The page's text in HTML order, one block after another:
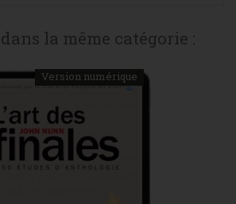
la même catégorie :
Version numérique